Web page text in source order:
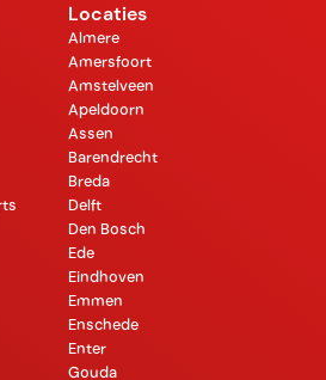
Locaties
Almere
Amersfoort
Amstelveen
Apeldoorn
Assen
Barendrecht
Breda
Delft
Den Bosch
Ede
Eindhoven
Emmen
Enschede
Enter
Gouda